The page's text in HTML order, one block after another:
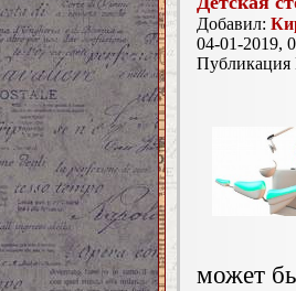
Добавил:
04-01-2019,
может